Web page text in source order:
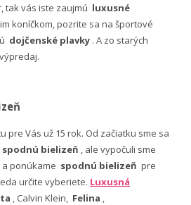
tak vás iste zaujmú luxusné
koníčkom, pozrite sa na športové
dojčenské plavky . A zo starých
pre Vás už 15 rok. Od začiatku sme sa
bielizeň , ale vypočuli sme
ponúkame spodnú bielizeň pre
určite vyberiete. Luxusná
, Calvin Klein, Felina ,